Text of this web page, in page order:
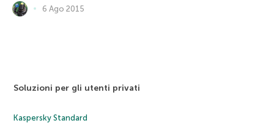
6 Ago 2015
Soluzioni per gli utenti privati
Kaspersky Standard